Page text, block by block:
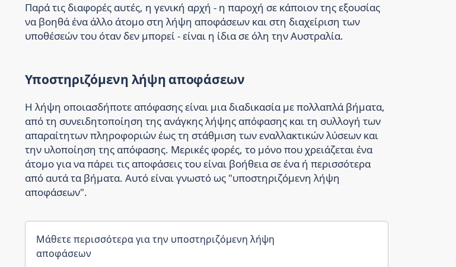
Παρά τις διαφορές αυτές, η γενική αρχή - η παροχή σε κάποιον της εξουσίας
να βοηθά ένα άλλο άτομο στη λήψη αποφάσεων και στη διαχείριση των
υποθέσεών του όταν δεν μπορεί - είναι η ίδια σε όλη την Αυστραλία.
Υποστηριζόμενη λήψη αποφάσεων
Η λήψη οποιασδήποτε απόφασης είναι μια διαδικασία με πολλαπλά βήματα,
από τη συνειδητοποίηση της ανάγκης λήψης απόφασης και τη συλλογή των
απαραίτητων πληροφοριών έως τη στάθμιση των εναλλακτικών λύσεων και
την υλοποίηση της απόφασης. Μερικές φορές, το μόνο που χρειάζεται ένα
άτομο για να πάρει τις αποφάσεις του είναι βοήθεια σε ένα ή περισσότερα
από αυτά τα βήματα. Αυτό είναι γνωστό ως "υποστηριζόμενη λήψη
αποφάσεων".
Μάθετε περισσότερα για την υποστηριζόμενη λήψη
αποφάσεων